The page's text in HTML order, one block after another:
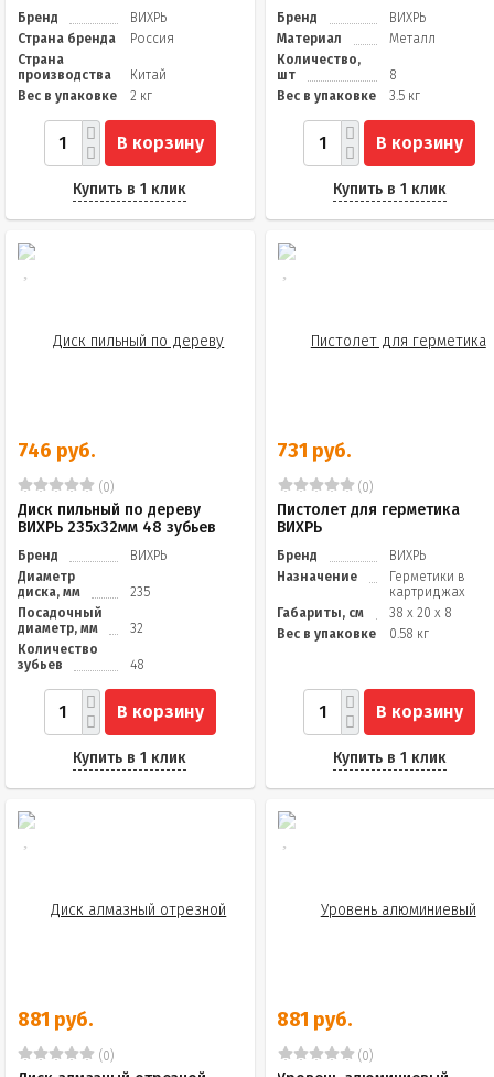
Бренд
ВИХРЬ
Страна бренда
Россия
Страна
производства
Китай
Вес в упаковке
2 кг
В корзину
Купить в 1 клик
Бренд
ВИХРЬ
Материал
Металл
Количество,
шт
8
Вес в упаковке
3.5 кг
В корзину
Купить в 1 клик
746 руб.
(0)
Диск пильный по дереву
ВИХРЬ 235х32мм 48 зубьев
Бренд
ВИХРЬ
Диаметр
диска, мм
235
Посадочный
диаметр, мм
32
Количество
зубьев
48
В корзину
Купить в 1 клик
731 руб.
(0)
Пистолет для герметика
ВИХРЬ
Бренд
ВИХРЬ
Назначение
Герметики в
картриджах
Габариты, см
38 x 20 x 8
Вес в упаковке
0.58 кг
В корзину
Купить в 1 клик
881 руб.
(0)
881 руб.
(0)